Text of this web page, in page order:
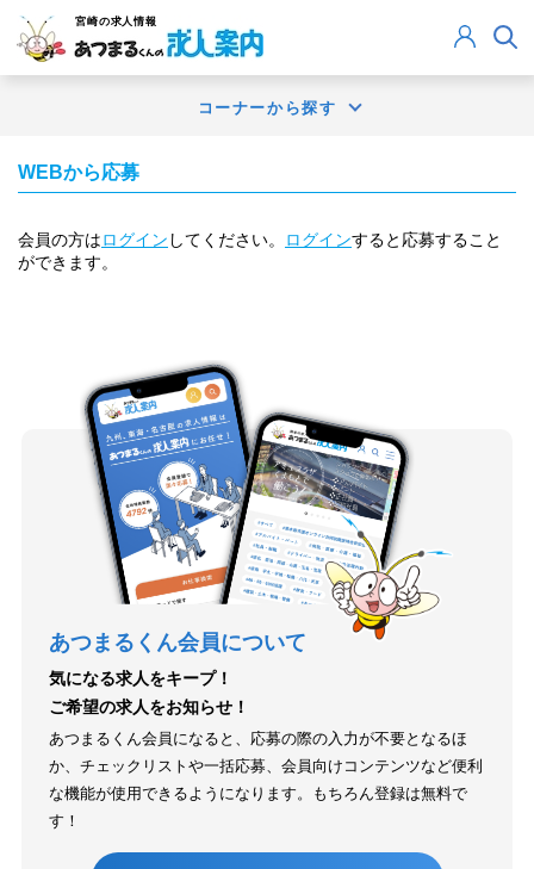
宮崎の求人情報
コーナーから探す
WEBから応募
会員の方はログイン してください。 ログインすると応募すること
ができます。
あつまるくん会員について
気になる求人をキープ！
ご希望の求人をお知らせ！
あつまるくん会員になると、応募の際の入力が不要となるほ
か、チェックリストや一括応募、会員向けコンテンツなど便利
な機能が使用できるようになります。もちろん登録は無料で
す！